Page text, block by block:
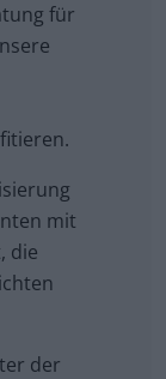
für
mit
die
der